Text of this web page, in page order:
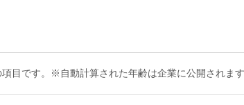
目です。※自動計算された年齢は企業に公開されま